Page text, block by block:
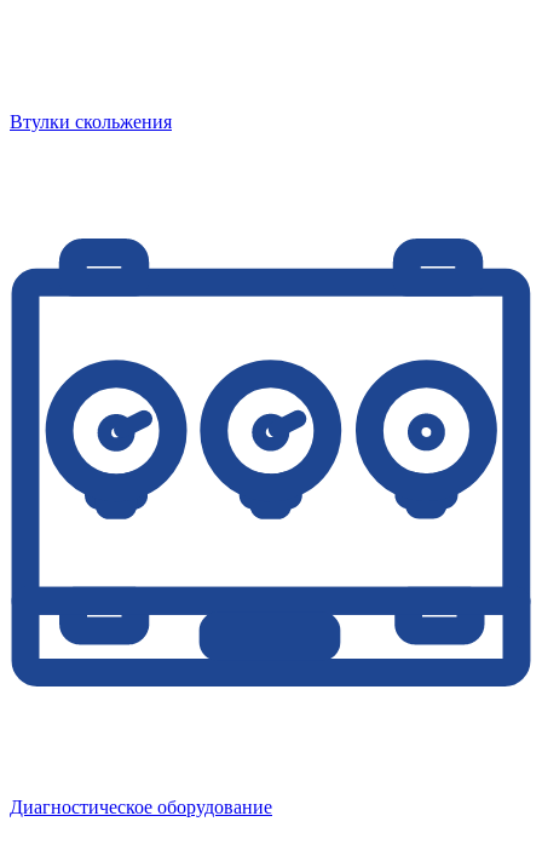
Втулки скольжения
Диагностическое оборудование